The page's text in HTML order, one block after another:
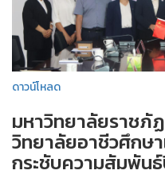
ดาวน์โหลด
มหาวิทยาลัยราชภั
วิทยาลัยอาชีวศึกษ
กระชับความสัมพัน